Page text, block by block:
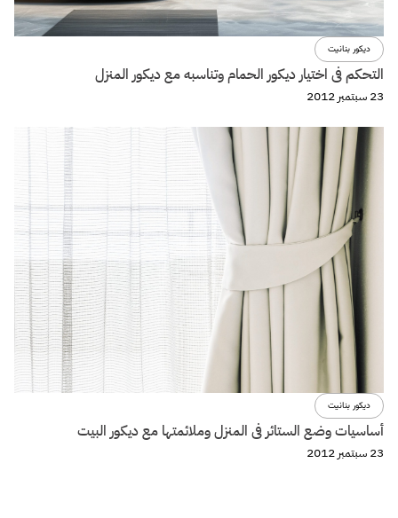
ديكور بنانيت
التحكم فى اختيار ديكور الحمام وتناسبه مع ديكور المنزل
23 سبتمبر 2012
ديكور بنانيت
أساسيات وضع الستائر فى المنزل وملائمتها مع ديكور البيت
23 سبتمبر 2012